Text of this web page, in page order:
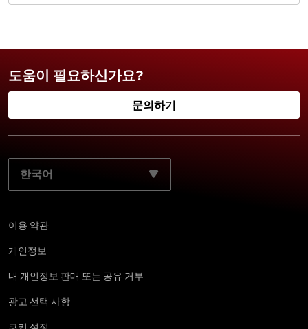
도움이 필요하신가요?
문의하기
기본 언어 선택:
이용 약관
개인정보
내 개인정보 판매 또는 공유 거부
광고 선택 사항